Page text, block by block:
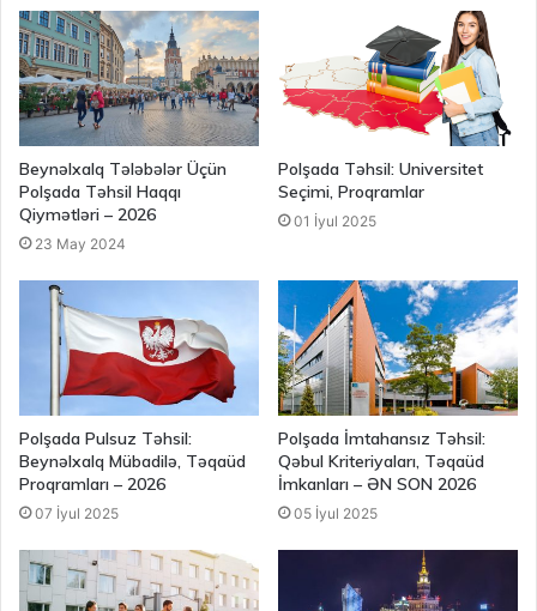
Beynəlxalq Tələbələr Üçün
Polşada Təhsil Haqqı
Qiymətləri – 2026
23 May 2024
Polşada Təhsil: Universitet
Seçimi, Proqramlar
01 İyul 2025
Polşada Pulsuz Təhsil:
Beynəlxalq Mübadilə, Təqaüd
Proqramları – 2026
07 İyul 2025
Polşada İmtahansız Təhsil:
Qəbul Kriteriyaları, Təqaüd
İmkanları – ƏN SON 2026
05 İyul 2025